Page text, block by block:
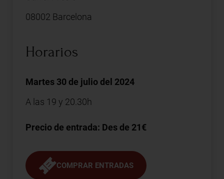
08002 Barcelona
Horarios
Martes 30 de julio del 2024
A las 19 y 20.30h
Precio de entrada: Des de 21€
COMPRAR ENTRADAS